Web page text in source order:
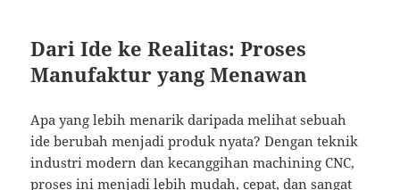
Dari Ide ke Realitas: Proses
Manufaktur yang Menawan
Apa yang lebih menarik daripada melihat sebuah
ide berubah menjadi produk nyata? Dengan teknik
industri modern dan kecanggihan machining CNC,
proses ini menjadi lebih mudah, cepat, dan sangat